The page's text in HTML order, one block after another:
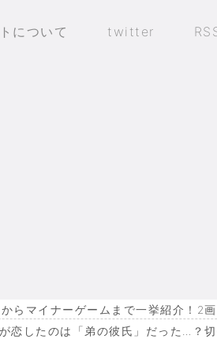
について twitter
らマイナーゲームまで一挙紹介！2
恋したのは「弟の彼氏」だった…？